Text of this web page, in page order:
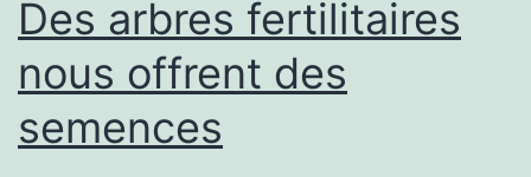
Des arbres fertilitaires
nous offrent des
semences